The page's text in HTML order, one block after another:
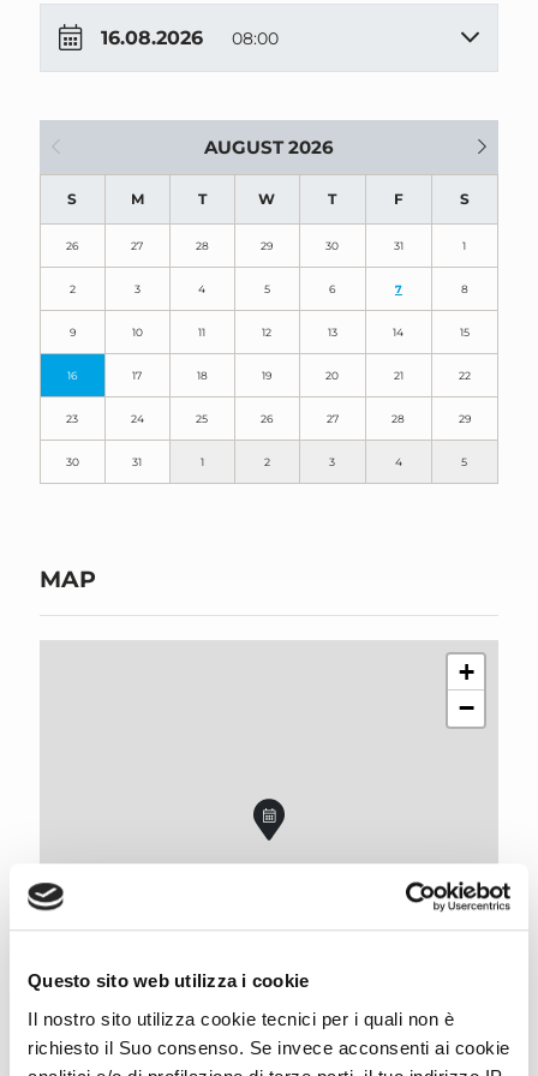
Questo sito web utilizza i cookie
Il nostro sito utilizza cookie tecnici per i quali non è
richiesto il Suo consenso. Se invece acconsenti ai cookie
16.08.2026 08:00
AUGUST 2026
S M T W T F S
26 27 28 29 30 31 1
2 3 4 5 6 7 8
9 10 11 12 13 14 15
16 17 18 19 20 21 22
23 24 25 26 27 28 29
30 31 1 2 3 4 5
MAP
+
−
Leaflet | ©OpenStreetMap, Tiles courtesy of
Team
Directions